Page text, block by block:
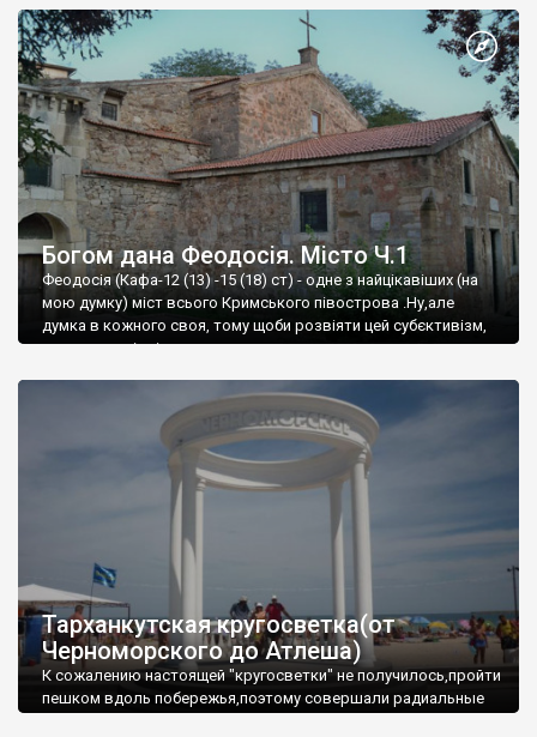
Богом дана Феодосія. Місто Ч.1
Феодосія (Кафа-12 (13) -15 (18) ст) - одне з найцікавіших (на
мою думку) міст всього Кримського півострова .Ну,але
думка в кожного своя, тому щоби розвіяти цей субєктивізм,
запрошую відвідати це
Тарханкутская кругосветка(от
Черноморского до Атлеша)
К сожалению настоящей "кругосветки" не получилось,пройти
пешком вдоль побережья,поэтому совершали радиальные